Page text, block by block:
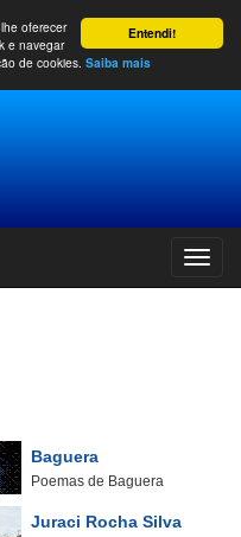
Entendi!
oferecer
e navegar
de cookies. Saiba mais
Baguera
Poemas de Baguera
Juraci Rocha Silva